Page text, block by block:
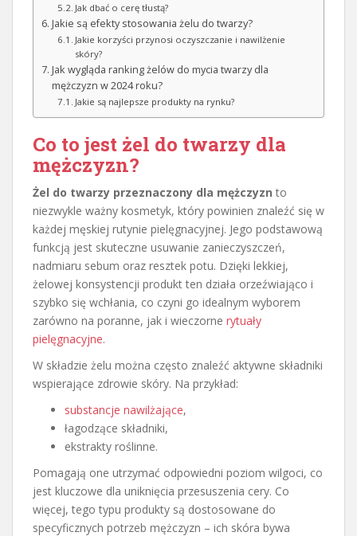
Jak dbać o cerę tłustą?
Jakie są efekty stosowania żelu do twarzy?
Jakie korzyści przynosi oczyszczanie i nawilżenie
skóry?
Jak wygląda ranking żelów do mycia twarzy dla
mężczyzn w 2024 roku?
Jakie są najlepsze produkty na rynku?
Co to jest żel do twarzy dla
mężczyzn?
Żel do twarzy przeznaczony dla mężczyzn to
niezwykle ważny kosmetyk, który powinien znaleźć się w
każdej męskiej rutynie pielęgnacyjnej. Jego podstawową
funkcją jest skuteczne usuwanie zanieczyszczeń,
nadmiaru sebum oraz resztek potu. Dzięki lekkiej,
żelowej konsystencji produkt ten działa orzeźwiająco i
szybko się wchłania, co czyni go idealnym wyborem
zarówno na poranne, jak i wieczorne rytuały
pielęgnacyjne.
W składzie żelu można często znaleźć aktywne składniki
wspierające zdrowie skóry. Na przykład:
substancje nawilżające,
łagodzące składniki,
ekstrakty roślinne.
Pomagają one utrzymać odpowiedni poziom wilgoci, co
jest kluczowe dla uniknięcia przesuszenia cery. Co
więcej, tego typu produkty są dostosowane do
specyficznych potrzeb mężczyzn – ich skóra bywa